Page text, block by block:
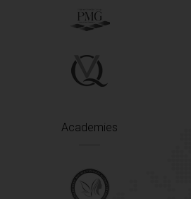
Academies